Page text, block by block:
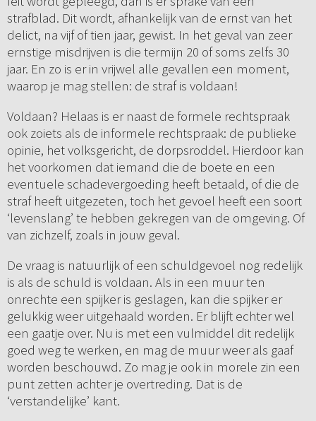
strafblad. Dit wordt, afhankelijk van de ernst van het
delict, na vijf of tien jaar, gewist. In het geval van zeer
ernstige misdrijven is die termijn 20 of soms zelfs 30
jaar. En zo is er in vrijwel alle gevallen een moment,
waarop je mag stellen: de straf is voldaan!
Voldaan? Helaas is er naast de formele rechtspraak
ook zoiets als de informele rechtspraak: de publieke
opinie, het volksgericht, de dorpsroddel. Hierdoor kan
het voorkomen dat iemand die de boete en een
eventuele schadevergoeding heeft betaald, of die de
straf heeft uitgezeten, toch het gevoel heeft een soort
‘levenslang’ te hebben gekregen van de omgeving. Of
van zichzelf, zoals in jouw geval.
De vraag is natuurlijk of een schuldgevoel nog redelijk
is als de schuld is voldaan. Als in een muur ten
onrechte een spijker is geslagen, kan die spijker er
gelukkig weer uitgehaald worden. Er blijft echter wel
een gaatje over. Nu is met een vulmiddel dit redelijk
goed weg te werken, en mag de muur weer als gaaf
worden beschouwd. Zo mag je ook in morele zin een
punt zetten achter je overtreding. Dat is de
‘verstandelijke’ kant.